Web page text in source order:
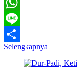
Telegram
WhatsApp
Line
Share
Selengkapnya